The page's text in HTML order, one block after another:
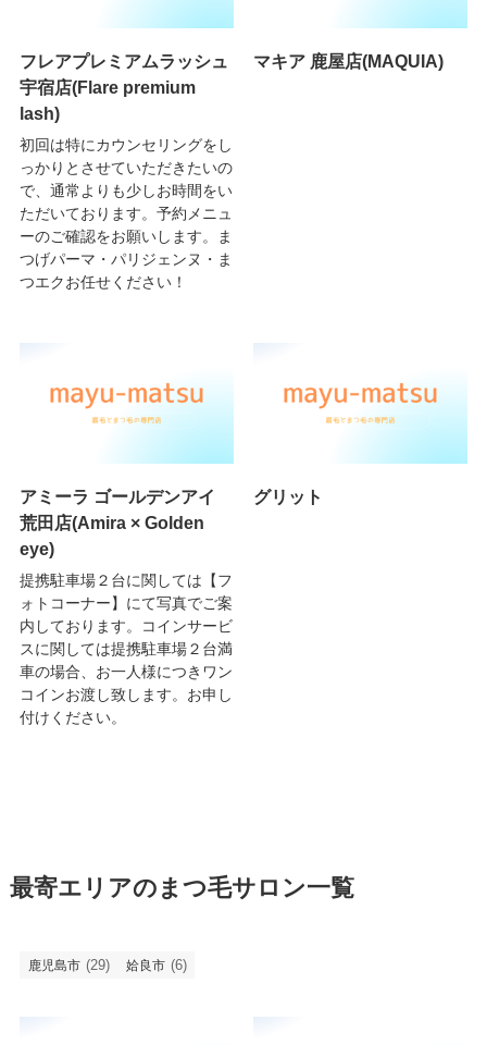
フレアプレミアムラッシュ
宇宿店(Flare premium
lash)
初回は特にカウンセリングをし
っかりとさせていただきたいの
で、通常よりも少しお時間をい
ただいております。予約メニュ
ーのご確認をお願いします。ま
つげパーマ・パリジェンヌ・ま
つエクお任せください！
マキア 鹿屋店(MAQUIA)
アミーラ ゴールデンアイ
荒田店(Amira × Golden
eye)
提携駐車場２台に関しては【フ
ォトコーナー】にて写真でご案
内しております。コインサービ
スに関しては提携駐車場２台満
車の場合、お一人様につきワン
コインお渡し致します。お申し
付けください。
グリット
最寄エリアのまつ毛サロン一覧
鹿児島市 (29) 姶良市 (6)